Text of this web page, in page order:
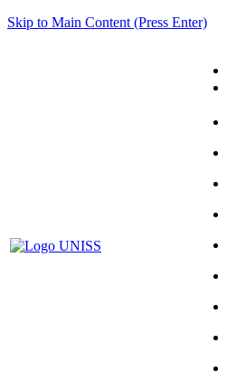
Skip to Main Content (Press Enter)